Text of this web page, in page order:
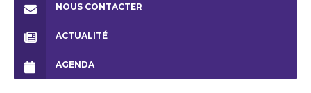
NOUS CONTACTER
ACTUALITÉ
AGENDA